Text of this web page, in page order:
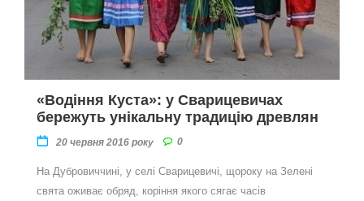
«Водіння Куста»: у Сварицевичах
бережуть унікальну традицію древлян
20 червня 2016 року 0
На Дубровиччині, у селі Сварицевичі, щороку на Зелені
свята оживає обряд, коріння якого сягає часів